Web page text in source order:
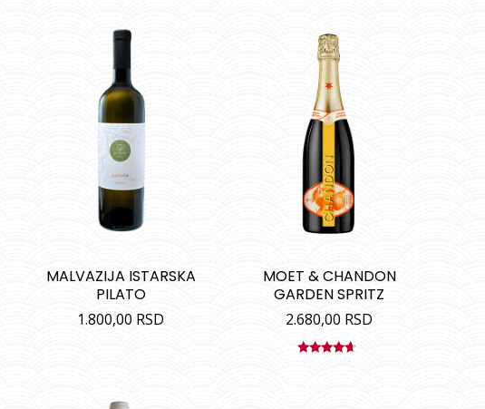
MALVAZIJA ISTARSKA
PILATO
1.800,00 RSD
MOET & CHANDON
GARDEN SPRITZ
2.680,00 RSD